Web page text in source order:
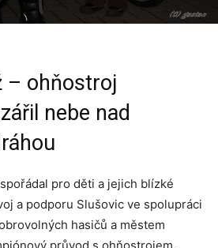
– ohňostroj
nebe nad
pro děti a jejich blízké
a podporu Slušovic ve spolupráci
hasičů a městem